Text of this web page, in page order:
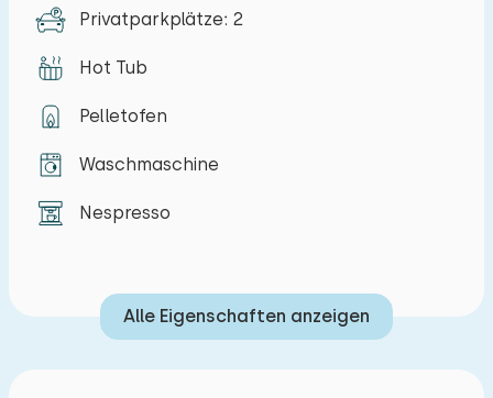
gemütliche Terrasse oder zum Einkaufen fahren
Zwolle.
Das Wohnzimmer, die Küche und das
Schlafzimmer befinden sich auf demselben
Sitzecke mit einem bequemen Sofa, zwei Sesseln
Küche verfügt über einen Geschirrspüler, einen
Kühlschrank mit Gefrierfach, ein
Induktionskochfeld und einen Airfryer. In einer
Privatparkplätze: 2
Hot Tub
Pelletofen
Waschmaschine
Nespresso
Alle Eigenschaften anzeigen